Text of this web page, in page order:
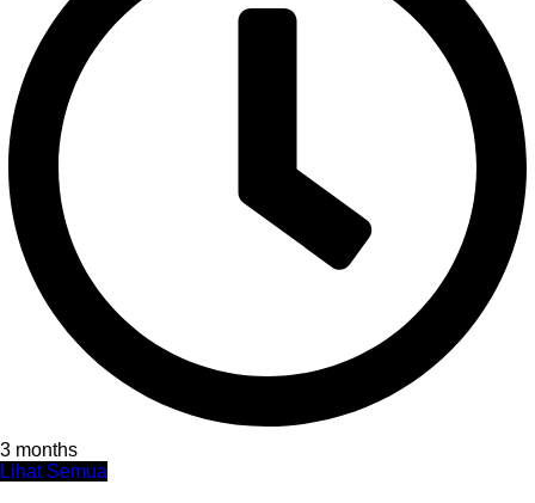
3 months
Lihat Semua